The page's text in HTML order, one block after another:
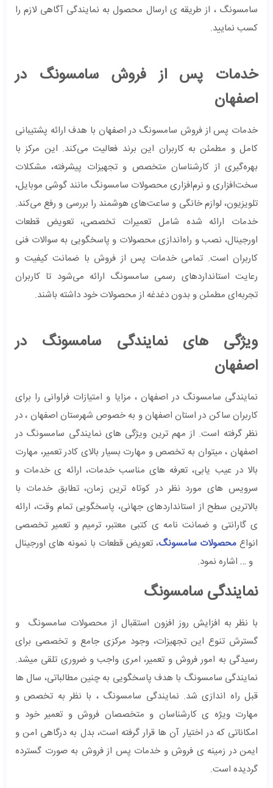
سامسونگ ، از طریقه ی ارسال محصول به نمایندگی آگاهی لازم را
کسب نمایید.
خدمات پس از فروش سامسونگ در
اصفهان
خدمات پس از فروش سامسونگ در اصفهان با هدف ارائه پشتیبانی
کامل و مطمئن به کاربران این برند فعالیت می‌کند. این مرکز با
بهره‌گیری از کارشناسان متخصص و تجهیزات پیشرفته، مشکلات
سخت‌افزاری و نرم‌افزاری محصولات سامسونگ مانند گوشی موبایل،
تلویزیون، لوازم خانگی و ساعت‌های هوشمند را بررسی و رفع می‌کند.
خدمات ارائه شده شامل تعمیرات تخصصی، تعویض قطعات
اورجینال، نصب و راه‌اندازی محصولات و پاسخگویی به سوالات فنی
کاربران است. تمامی خدمات پس از فروش با ضمانت کیفیت و
رعایت استانداردهای رسمی سامسونگ ارائه می‌شود تا کاربران
تجربه‌ای مطمئن و بدون دغدغه از محصولات خود داشته باشند.
ویژگی های نمایندگی سامسونگ در
اصفهان
نمایندگی سامسونگ در اصفهان ، مزایا و امتیازات فراوانی را برای
کاربران ساکن در استان اصفهان و به خصوص شهرستان اصفهان ، در
نظر گرفته است. از مهم ترین ویژگی های نمایندگی سامسونگ در
اصفهان ، میتوان به تخصص و مهارت بسیار بالای کادر تعمیر، مهارت
بالا در عیب یابی، تعرفه های مناسب خدمات، ارائه ی خدمات و
سرویس های مورد نظر در کوتاه ترین زمان، تطابق خدمات با
بالاترین سطح از استانداردهای جهانی، پاسخگویی تمام وقت، ارائه
ی گارانتی و ضمانت نامه ی کتبی معتبر، ترمیم و تعمیر تخصصی
انواع محصولات سامسونگ، تعویض قطعات با نمونه های اورجینال
و … اشاره نمود.
نمایندگی سامسونگ
با نظر به افزایش روز افزون استقبال از محصولات سامسونگ و
گسترش تنوع این تجهیزات، وجود مرکزی جامع و تخصصی برای
رسیدگی به امور فروش و تعمیر، امری واجب و ضروری تلقی میشد.
نمایندگی سامسونگ با هدف پاسخگویی به چنین مطالباتی، سال ها
قبل راه اندازی شد. نمایندگی سامسونگ ، با نظر به تخصص و
مهارت ویژه ی کارشناسان و متخصصان فروش و تعمیر خود و
امکاناتی که در اختیار آن ها قرار گرفته است، بدل به درگاهی امن و
ایمن در زمینه ی فروش و خدمات پس از فروش به صورت گسترده
گردیده است.